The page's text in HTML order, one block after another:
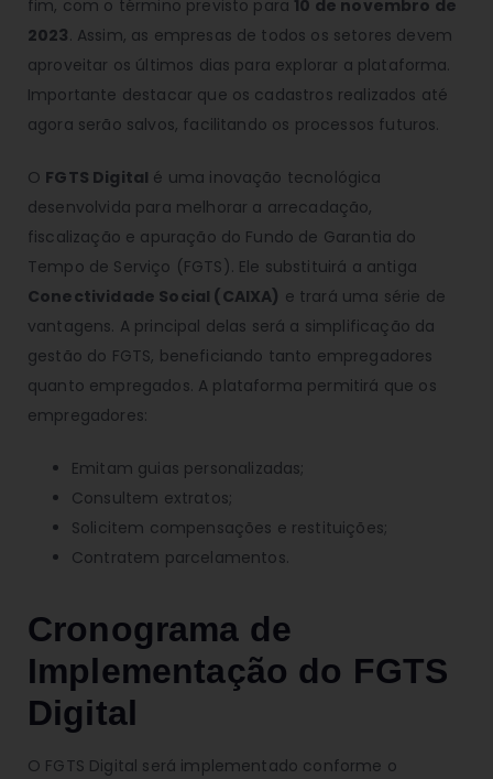
fim, com o término previsto para 10 de novembro de
2023. Assim, as empresas de todos os setores devem
aproveitar os últimos dias para explorar a plataforma.
Importante destacar que os cadastros realizados até
agora serão salvos, facilitando os processos futuros.
O FGTS Digital é uma inovação tecnológica
desenvolvida para melhorar a arrecadação,
fiscalização e apuração do Fundo de Garantia do
Tempo de Serviço (FGTS). Ele substituirá a antiga
Conectividade Social (CAIXA) e trará uma série de
vantagens. A principal delas será a simplificação da
gestão do FGTS, beneficiando tanto empregadores
quanto empregados. A plataforma permitirá que os
empregadores:
Emitam guias personalizadas;
Consultem extratos;
Solicitem compensações e restituições;
Contratem parcelamentos.
Cronograma de
Implementação do FGTS
Digital
O FGTS Digital será implementado conforme o